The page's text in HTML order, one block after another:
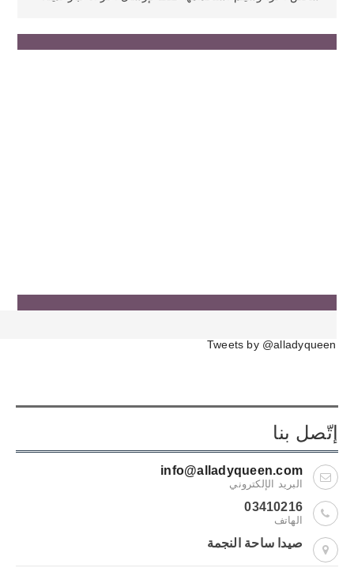
Tweets by @alladyqueen
إتّصل بنا
info@alladyqueen.com
البريد الإلكتروني
03410216
الهاتف
صيدا ساحة النجمة